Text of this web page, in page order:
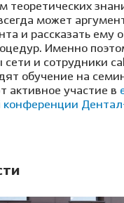
теоретических
может
и рассказать ему
Именно
и сотрудники
обучение на
активное участие в
конференции